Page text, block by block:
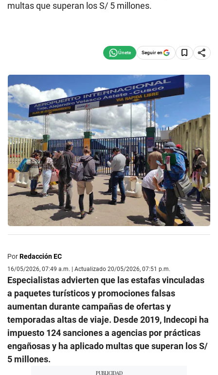
multas que superan los S/ 5 millones.
Seguir en
PorRedacción EC
16/05/2026, 07:49 a.m. | Actualizado 20/05/2026, 07:51 p.m.
Especialistas advierten que las estafas vinculadas
a paquetes turísticos y promociones falsas
aumentan durante campañas de ofertas y
temporadas altas de viaje. Desde 2019, Indecopi ha
impuesto 124 sanciones a agencias por prácticas
engañosas y ha aplicado multas que superan los S/
5 millones.